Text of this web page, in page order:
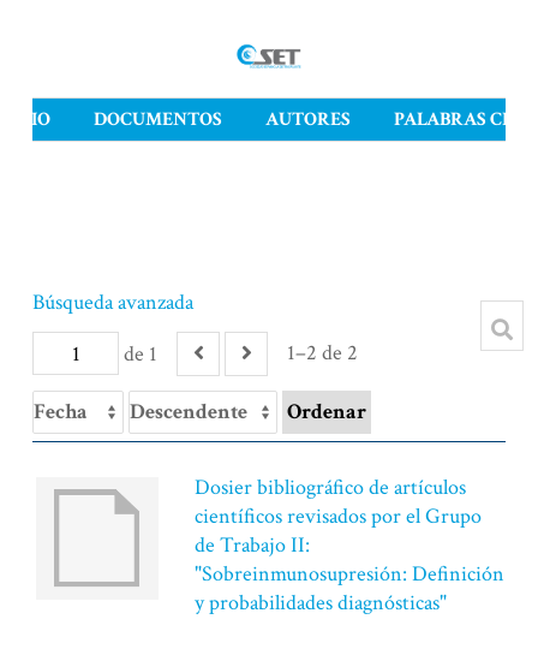
DOCUMENTOS AUTORES PALABRAS
de 1 1–2 de 2
Búsqueda avanzada
Ordenar
Dosier bibliográfico de artículos
científicos revisados por el Grupo
de Trabajo II:
"Sobreinmunosupresión: Definición
y probabilidades diagnósticas"